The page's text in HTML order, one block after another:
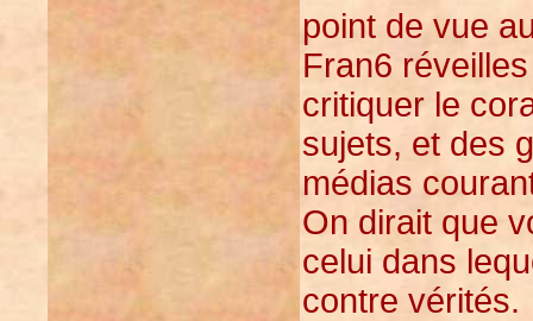
point de vue
Fran6
critiquer le
sujets, et des
médias
On dirait que
celui dans
contre vérités.